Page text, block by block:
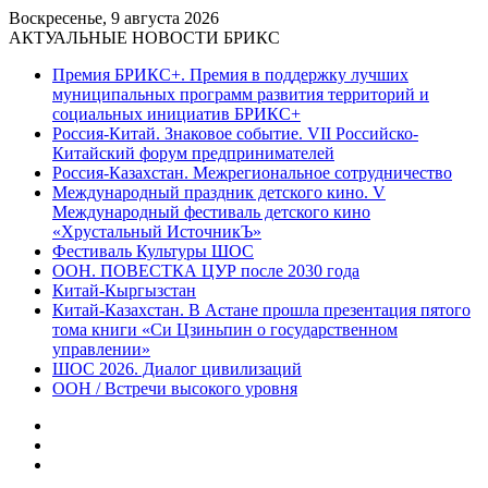
Воскресенье, 9 августа 2026
АКТУАЛЬНЫЕ НОВОСТИ БРИКС
Премия БРИКС+. Премия в поддержку лучших
муниципальных программ развития территорий и
социальных инициатив БРИКС+
Россия-Китай. Знаковое событие. VII Российско-
Китайский форум предпринимателей
Россия-Казахстан. Межрегиональное сотрудничество
Международный праздник детского кино. V
Международный фестиваль детского кино
«Хрустальный ИсточникЪ»
Фестиваль Культуры ШОС
ООН. ПОВЕСТКА ЦУР после 2030 года
Китай-Кыргызстан
Китай-Казахстан. В Астане прошла презентация пятого
тома книги «Си Цзиньпин о государственном
управлении»
ШОС 2026. Диалог цивилизаций
ООН / Встречи высокого уровня